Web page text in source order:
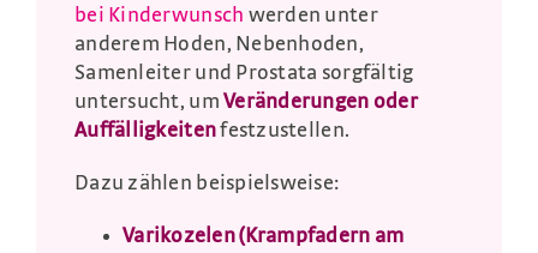
bei Kinderwunsch werden unter
anderem Hoden, Nebenhoden,
Samenleiter und Prostata sorgfältig
untersucht, umVeränderungen oder
Auffälligkeitenfestzustellen.
Dazu zählen beispielsweise:
Varikozelen (Krampfadern am